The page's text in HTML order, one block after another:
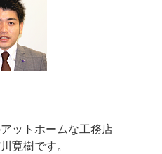
ットホームな工務店
寛樹です。